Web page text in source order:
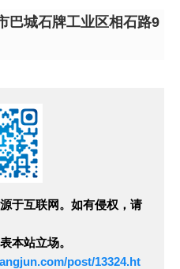
巴城石牌工业区相石路9
于互联网。如有侵权，请
本站立场。
post/13324.ht